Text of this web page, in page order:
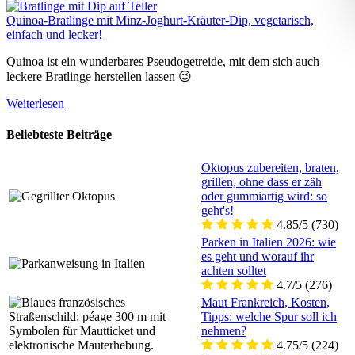
Quinoa-Bratlinge mit Minz-Joghurt-Kräuter-Dip, vegetarisch,
einfach und lecker!
Quinoa ist ein wunderbares Pseudogetreide, mit dem sich auch
leckere Bratlinge herstellen lassen 😉
Weiterlesen
Beliebteste Beiträge
Oktopus zubereiten, braten,
grillen, ohne dass er zäh
oder gummiartig wird: so
geht's!
4.85/5 (730)
Parken in Italien 2026: wie
es geht und worauf ihr
achten solltet
4.7/5 (276)
Maut Frankreich, Kosten,
Tipps: welche Spur soll ich
nehmen?
4.75/5 (224)